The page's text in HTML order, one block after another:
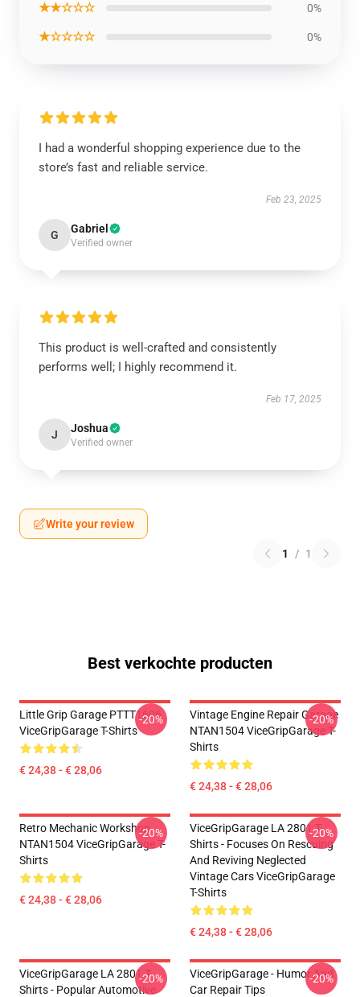
★★☆☆☆ 0%
★☆☆☆☆ 0%
I had a wonderful shopping experience due to the
store’s fast and reliable service.
Feb 23, 2025
G Gabriel
Verified owner
This product is well-crafted and consistently
performs well; I highly recommend it.
Feb 17, 2025
J Joshua
Verified owner
Write your review
1 / 1
Best verkochte producten
Little Grip Garage PTTT1606
ViceGripGarage T-Shirts
€ 24,38 - € 28,06
-20%
Vintage Engine Repair Garage
NTAN1504 ViceGripGarage T-
Shirts
€ 24,38 - € 28,06
-20%
Retro Mechanic Workshop
NTAN1504 ViceGripGarage T-
Shirts
€ 24,38 - € 28,06
-20%
ViceGripGarage LA 2801 T-
Shirts - Focuses On Rescuing
And Reviving Neglected
Vintage Cars ViceGripGarage
T-Shirts
€ 24,38 - € 28,06
-20%
ViceGripGarage LA 2801 T-
Shirts - Popular Automotive
-20%
ViceGripGarage - Humor And
Car Repair Tips
-20%